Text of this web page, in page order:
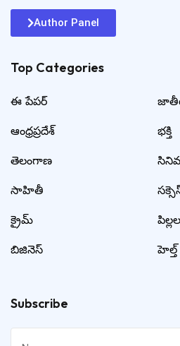
Author Panel
Top Categories​
ఈ పేపర్
ఆంధ్రప్రదేశ్
తెలంగాణ
సాహితీ
క్రైమ్
బిజినెస్
భక్తి
హెల్త్
Subscribe